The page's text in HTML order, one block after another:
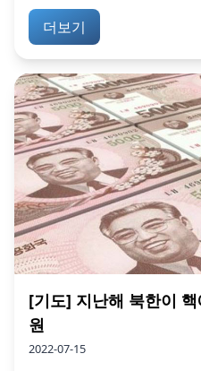
더보기
[기도] 지난해 북한이
원
2022-07-15